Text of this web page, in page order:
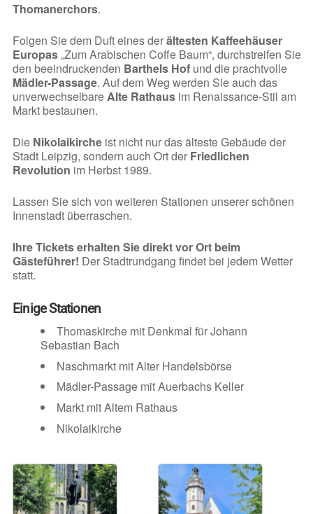
Thomanerchors.
Folgen Sie dem Duft eines derältesten Kaffeehäuser
Europas„Zum Arabischen Coffe Baum“, durchstreifen Sie
den beeindruckenden Barthels Hofund die prachtvolle
Mädler-Passage. Auf dem Weg werden Sie auch das
unverwechselbareAlte Rathausim Renaissance-Stil am
Markt bestaunen.
Die Nikolaikircheist nicht nur das älteste Gebäude der
Stadt Leipzig, sondern auch Ort der Friedlichen
Revolution im Herbst 1989.
Lassen Sie sich von weiteren Stationen unserer schönen
Innenstadt überraschen.
Ihre Tickets erhalten Sie direkt vor Ort beim
Gästeführer! Der Stadtrundgang findet bei jedem Wetter
statt.
Einige Stationen
Thomaskirche mit Denkmal für Johann
Sebastian Bach
Naschmarkt mit Alter Handelsbörse
Mädler-Passage mit Auerbachs Keller
Markt mit Altem Rathaus
Nikolaikirche